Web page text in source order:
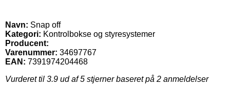
Navn: Snap off
Kategori: Kontrolbokse og styresystemer
Producent:
Varenummer: 34697767
EAN: 7391974204468
Vurderet til 3.9 ud af 5 stjerner baseret på 2 anmeldelser